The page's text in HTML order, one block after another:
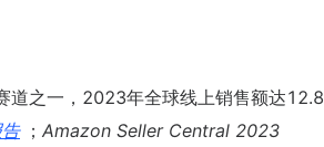
道之一，2023年全球线上销售额达12.8
； Amazon Seller Central 2023